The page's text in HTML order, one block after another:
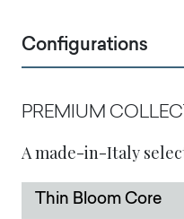
Configurations
PREMIUM
A made-in-Italy
Thin Bloom Core